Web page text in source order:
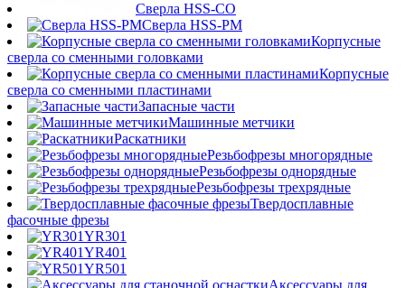
Сверла HSS-CO
Сверла HSS-PM
Корпусные
сверла со сменными головками
Корпусные
сверла со сменными пластинами
Запасные части
Машинные метчики
Раскатники
Резьбофрезы многорядные
Резьбофрезы однорядные
Резьбофрезы трехрядные
Твердосплавные
фасочные фрезы
YR301
YR401
YR501
Аксессуары для